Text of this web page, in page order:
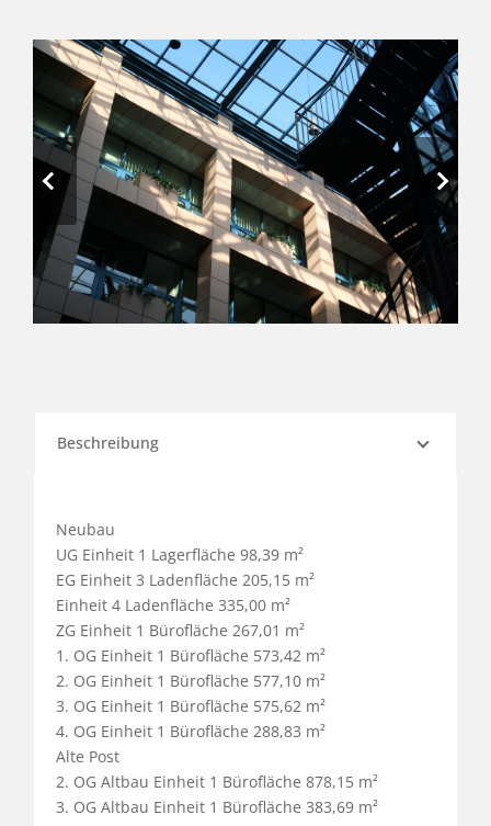
Beschreibung
Neubau
UG Einheit 1 Lagerfläche 98,39 m²
EG Einheit 3 Ladenfläche 205,15 m²
Einheit 4 Ladenfläche 335,00 m²
ZG Einheit 1 Bürofläche 267,01 m²
1. OG Einheit 1 Bürofläche 573,42 m²
2. OG Einheit 1 Bürofläche 577,10 m²
3. OG Einheit 1 Bürofläche 575,62 m²
4. OG Einheit 1 Bürofläche 288,83 m²
Alte Post
2. OG Altbau Einheit 1 Bürofläche 878,15 m²
3. OG Altbau Einheit 1 Bürofläche 383,69 m²